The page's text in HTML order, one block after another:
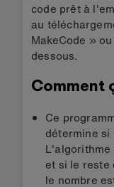
code prêt à
au
MakeCode »
dessous.
Comment
Ce
détermine si
L'algorithme
et si le reste
le nombre